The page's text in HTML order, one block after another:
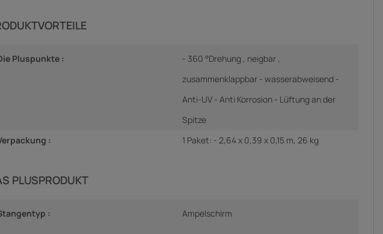
Pluspunkte :
- 360 °Drehung , neigbar ,
zusammenklappbar - wasserabweisend -
Anti-UV - Anti Korrosion - Lüftung an der
Spitze
:
1 Paket: - 2,64 x 0,39 x 0,15 m, 26 kg
PLUSPRODUKT
: Ampelschirm